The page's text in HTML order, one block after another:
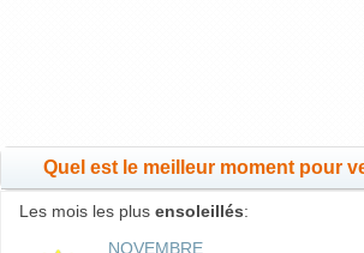
Quel est le meilleur moment pour
Les mois les plus ensoleillés:
NOVEMBRE